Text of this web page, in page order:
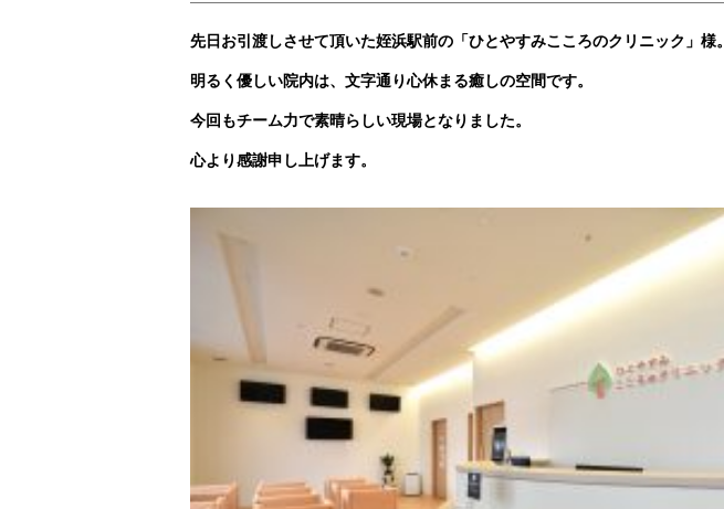
先日お引渡しさせて頂いた姪浜駅前の「ひとやすみこころのクリニック」様。
明るく優しい院内は、文字通り心休まる癒しの空間です。
今回もチーム力で素晴らしい現場となりました。
心より感謝申し上げます。